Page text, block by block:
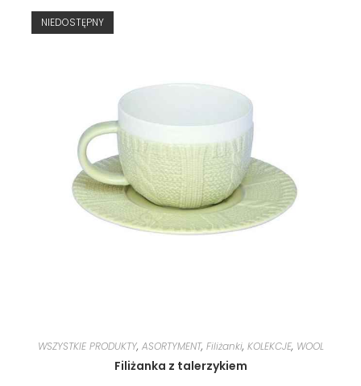
NIEDOSTĘPNY
WSZYSTKIE PRODUKTY, ASORTYMENT, Filiżanki, KOLEKCJE, WOOL
Filiżanka z talerzykiem